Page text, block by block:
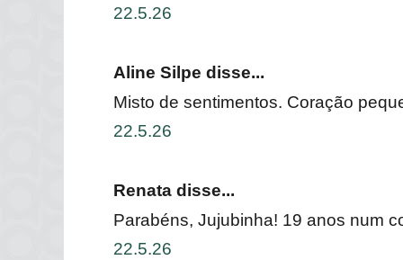
22.5.26
Aline Silpe disse...
Misto de sentimentos. Coração
22.5.26
Renata disse...
Parabéns, Jujubinha! 19 anos num
22.5.26